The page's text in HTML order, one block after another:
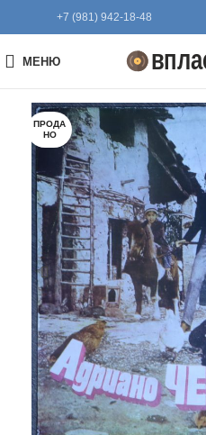
+7 (981) 942-18-48
МЕНЮ
ПРОДА
НО